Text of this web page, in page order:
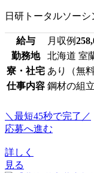
日研トータルソー
給与 月収例
勤務地
北海道 室
寮・社宅 あり（無料
仕事内容 鋼材の組
＼最短45秒で完了／
応募へ進む
詳しく
見る